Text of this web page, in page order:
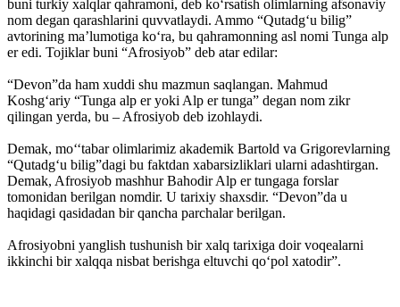
buni turkiy xalqlar qahramoni, deb ko‘rsatish olimlarning afsonaviy
nom degan qarashlarini quvvatlaydi. Ammo “Qutadg‘u bilig”
avtorining ma’lumotiga ko‘ra, bu qahramonning asl nomi Tunga alp
er edi. Tojiklar buni “Afrosiyob” deb atar edilar:
“Devon”da ham xuddi shu mazmun saqlangan. Mahmud
Koshg‘ariy “Tunga alp er yoki Alp er tunga” degan nom zikr
qilingan yerda, bu – Afrosiyob deb izohlaydi.
Demak, mo‘‘tabar olimlarimiz akademik Bartold va Grigorevlarning
“Qutadg‘u bilig”dagi bu faktdan xabarsizliklari ularni adashtirgan.
Demak, Afrosiyob mashhur Bahodir Alp er tungaga forslar
tomonidan berilgan nomdir. U tarixiy shaxs­dir. “Devon”da u
haqidagi qasidadan bir qancha parchalar berilgan.
Afrosiyobni yanglish tushunish bir xalq tarixiga doir voqealarni
ikkinchi bir xalqqa nisbat berishga eltuvchi qo‘pol xatodir”.